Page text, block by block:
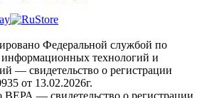
Федеральной службой по
информационных технологий и
— свидетельство о регистрации
от 13.02.2026г.
ВЕРА — свидетельство о регистрации